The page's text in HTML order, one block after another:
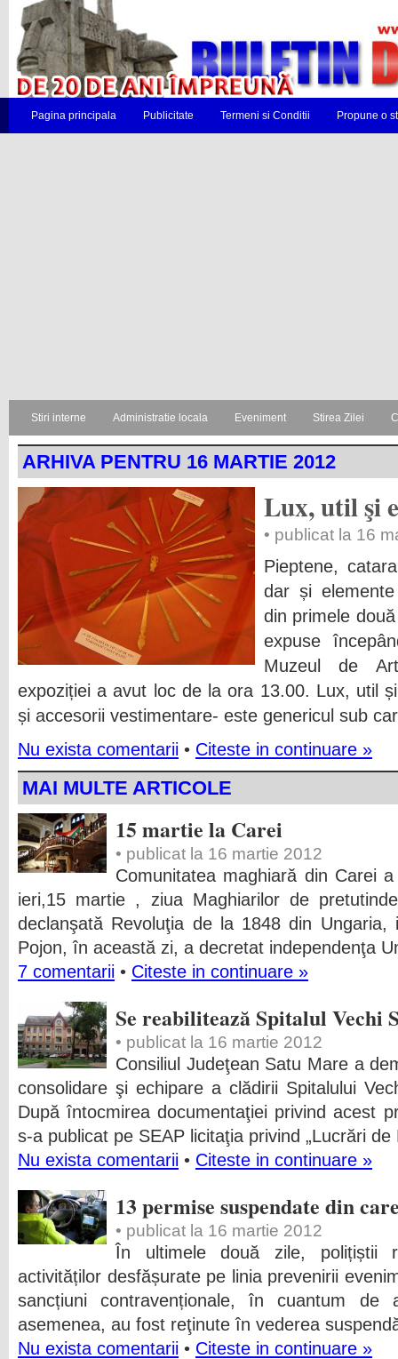
Pagina principala Publicitate Termeni si Conditii Propune o
Stiri interne Administratie locala Eveniment Stirea Zilei
ARHIVA PENTRU 16 MARTIE 2012
Lux, util şi
• publicat la 16
Pieptene,
dar și
din primele
expuse
Muzeul de
expoziției a avut loc de la ora 13.00. Lux, util
și accesorii vestimentare- este genericul sub
Nu exista comentarii • Citeste in continuare »
MAI MULTE ARTICOLE
15 martie la Carei
• publicat la 16 martie 2012
Comunitatea maghiară din Carei
ieri,15 martie , ziua Maghiarilor de
declanşată Revoluţia de la 1848 din
Pojon, în această zi, a decretat independenţa
7 comentarii • Citeste in continuare »
Se reabilitează Spitalul Vechi
• publicat la 16 martie 2012
Consiliul Judeţean Satu Mare a
consolidare şi echipare a clădirii Spitalului
După întocmirea documentaţiei privind acest
s-a publicat pe SEAP licitaţia privind „Lucrări
Nu exista comentarii • Citeste in continuare »
13 permise suspendate din
• publicat la 16 martie 2012
În ultimele două zile, polițiștii
activităților desfășurate pe linia prevenirii
sancțiuni contravenționale, în cuantum de
asemenea, au fost reţinute în vederea
Nu exista comentarii • Citeste in continuare »